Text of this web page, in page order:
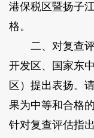
港保税区暨扬子
格。
二、对复查评
开发区、国家东
区）提出表扬。
果为中等和合格
针对复查评估指